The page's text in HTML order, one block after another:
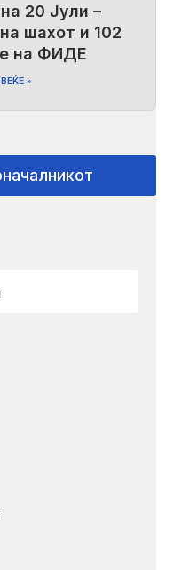
20 Јули –
шахот и 102
на ФИДЕ
»